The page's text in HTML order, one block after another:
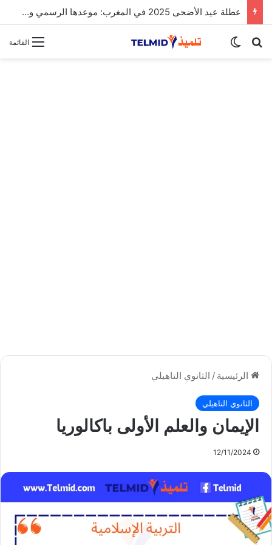
الحركة الانتقالية الوطنية لهيئة التدريس 2025
القائمة بحث عنالوضع المظلم
الرئيسية / الثانوي التاهيلي
الثانوي التاهيلي
الإيمان والعلم الأولى باكالوريا
12/11/2024